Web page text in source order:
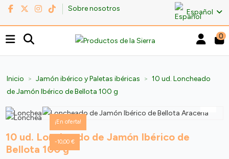
Sobre nosotros Español
0
Inicio Jamón ibérico y Paletas ibéricas
10 ud. Loncheado
de Jamón Ibérico de Bellota 100 g
¡En oferta!
-10,00 €
10 ud. Loncheado de Jamón Ibérico de
Bellota 100 g